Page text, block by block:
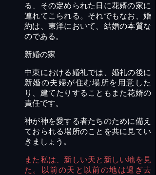
る、その定められた日に花婿の家に
連れてこられる。それでもなお、婚
約は、東洋において、結婚の本質な
のである。
新婚の家
中東における婚礼では、婚礼の後に
新婚の夫婦が住む場所を用意した
り、建てたりすることもまた花婿の
責任です。
神が神を愛する者たちのために備え
ておられる場所のことを共に見てい
きましょう。
また私は、新しい天と新しい地を見
た。以前の天と以前の地は過ぎ去